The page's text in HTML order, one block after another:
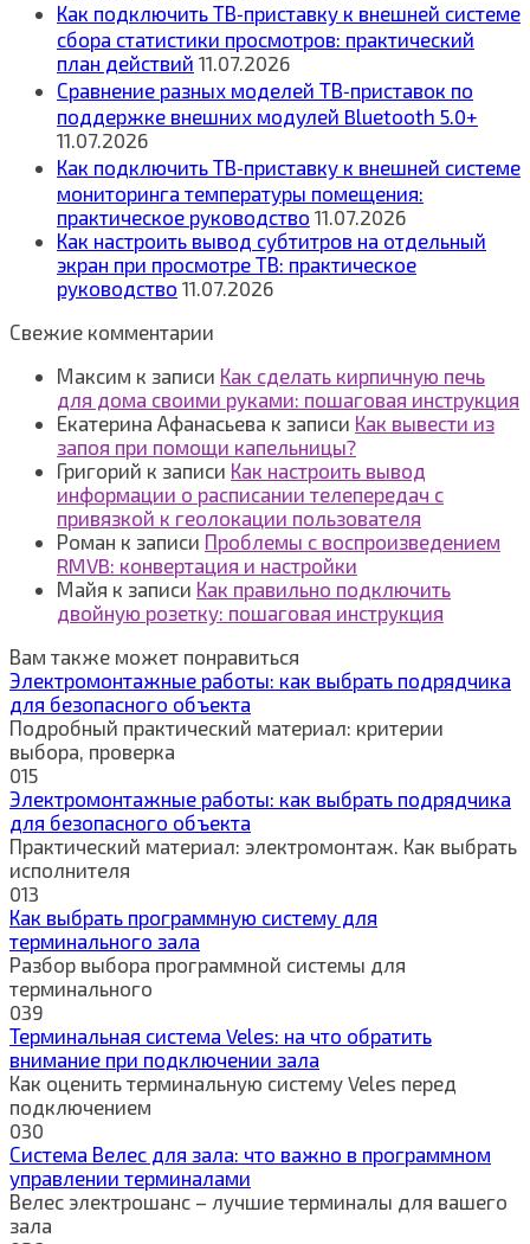
Как подключить ТВ‑приставку к внешней системе
сбора статистики просмотров: практический
план действий 11.07.2026
Сравнение разных моделей ТВ‑приставок по
поддержке внешних модулей Bluetooth 5.0+
11.07.2026
Как подключить ТВ‑приставку к внешней системе
мониторинга температуры помещения:
практическое руководство 11.07.2026
Как настроить вывод субтитров на отдельный
экран при просмотре ТВ: практическое
руководство 11.07.2026
Свежие комментарии
Максим к записи Как сделать кирпичную печь
для дома своими руками: пошаговая инструкция
Екатерина Афанасьева к записи Как вывести из
запоя при помощи капельницы?
Григорий к записи Как настроить вывод
информации о расписании телепередач с
привязкой к геолокации пользователя
Роман к записи Проблемы с воспроизведением
RMVB: конвертация и настройки
Майя к записи Как правильно подключить
двойную розетку: пошаговая инструкция
Вам также может понравиться
Электромонтажные работы: как выбрать подрядчика
для безопасного объекта
Подробный практический материал: критерии
выбора, проверка
015
Электромонтажные работы: как выбрать подрядчика
для безопасного объекта
Практический материал: электромонтаж. Как выбрать
исполнителя
013
Как выбрать программную систему для
терминального зала
Разбор выбора программной системы для
терминального
039
Терминальная система Veles: на что обратить
внимание при подключении зала
Как оценить терминальную систему Veles перед
подключением
030
Система Велес для зала: что важно в программном
управлении терминалами
Велес электрошанс – лучшие терминалы для вашего
зала